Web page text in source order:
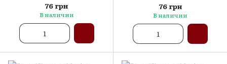
76 грн
В наличии
76 грн
В наличии